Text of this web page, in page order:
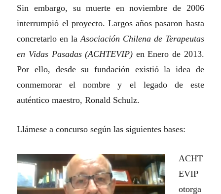
Sin embargo, su muerte en noviembre de 2006
interrumpió el proyecto. Largos años pasaron hasta
concretarlo en laAsociación Chilena de Terapeutas
en Vidas Pasadas (ACHTEVIP) en Enero de 2013.
Por ello, desde su fundación existió la idea de
conmemorar el nombre y el legado de este
auténtico maestro, Ronald Schulz.
Llámese a concurso según las siguientes bases:
ACHT
EVIP
otorga